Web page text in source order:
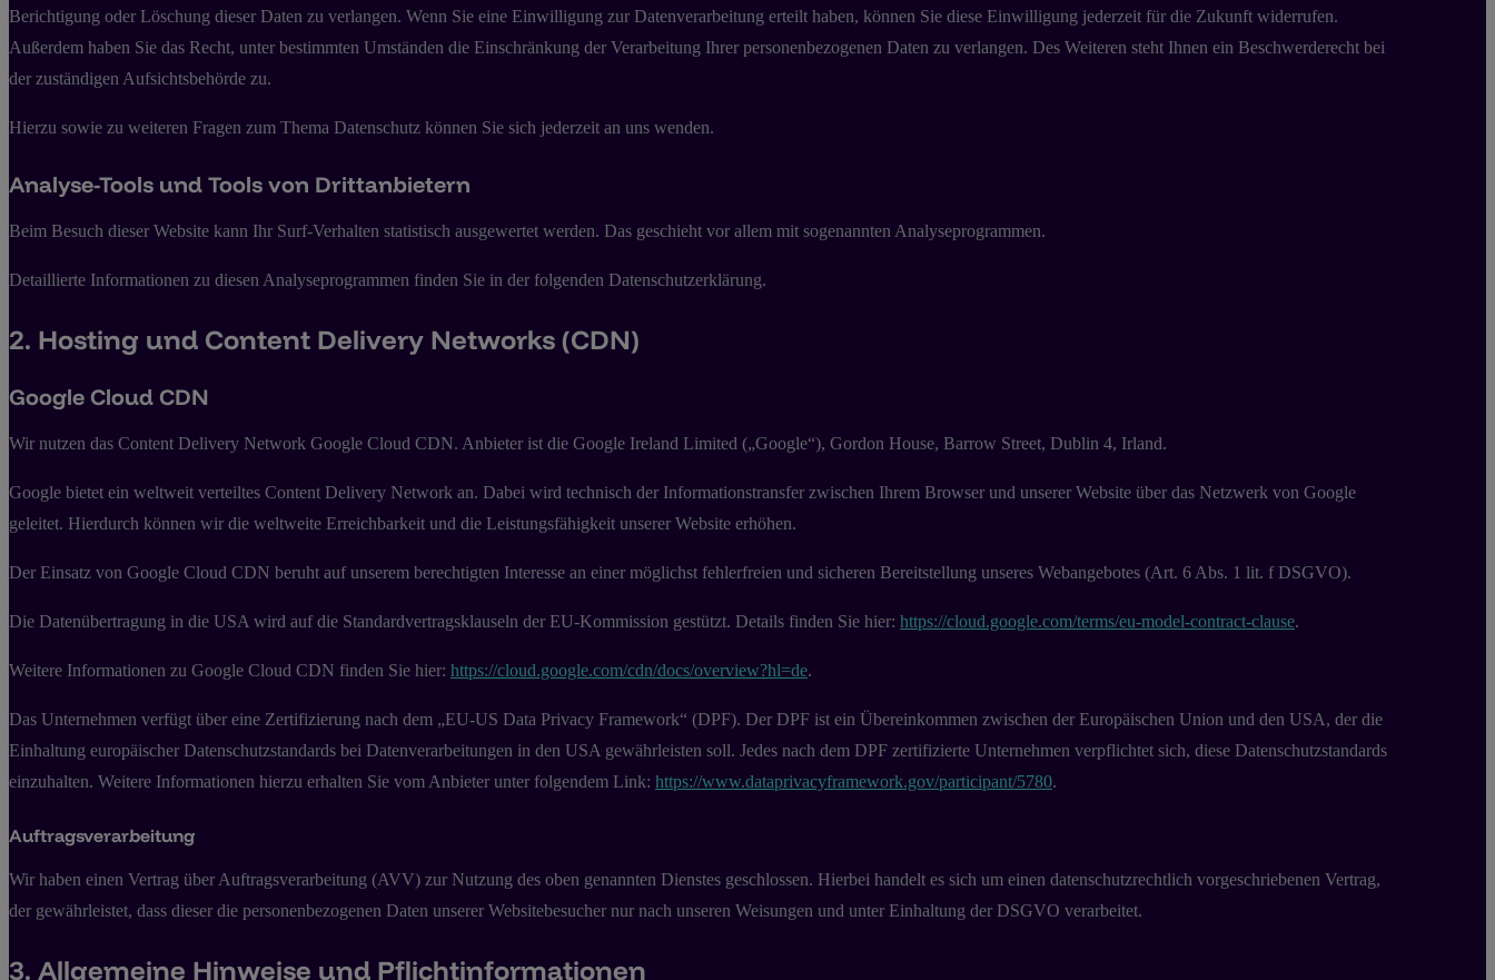
Berichtigung oder Löschung dieser Daten zu verlangen. Wenn Sie eine Einwilligung zur Datenverarbeitung erteilt haben, können Sie diese Einwilligung jederzeit für die Zukunft widerrufen.
Außerdem haben Sie das Recht, unter bestimmten Umständen die Einschränkung der Verarbeitung Ihrer personenbezogenen Daten zu verlangen. Des Weiteren steht Ihnen ein Beschwerderecht bei
der zuständigen Aufsichtsbehörde zu.
Hierzu sowie zu weiteren Fragen zum Thema Datenschutz können Sie sich jederzeit an uns wenden.
Analyse-Tools und Tools von Dritt­anbietern
Beim Besuch dieser Website kann Ihr Surf-Verhalten statistisch ausgewertet werden. Das geschieht vor allem mit sogenannten Analyseprogrammen.
Detaillierte Informationen zu diesen Analyseprogrammen finden Sie in der folgenden Datenschutzerklärung.
2. Hosting und Content Delivery Networks (CDN)
Google Cloud CDN
Wir nutzen das Content Delivery Network Google Cloud CDN. Anbieter ist die Google Ireland Limited („Google“), Gordon House, Barrow Street, Dublin 4, Irland.
Google bietet ein weltweit verteiltes Content Delivery Network an. Dabei wird technisch der Informationstransfer zwischen Ihrem Browser und unserer Website über das Netzwerk von Google
geleitet. Hierdurch können wir die weltweite Erreichbarkeit und die Leistungsfähigkeit unserer Website erhöhen.
Der Einsatz von Google Cloud CDN beruht auf unserem berechtigten Interesse an einer möglichst fehlerfreien und sicheren Bereitstellung unseres Webangebotes (Art. 6 Abs. 1 lit. f DSGVO).
Die Datenübertragung in die USA wird auf die Standardvertragsklauseln der EU-Kommission gestützt. Details finden Sie hier: https://cloud.google.com/terms/eu-model-contract-clause.
Weitere Informationen zu Google Cloud CDN finden Sie hier: https://cloud.google.com/cdn/docs/overview?hl=de.
Das Unternehmen verfügt über eine Zertifizierung nach dem „EU-US Data Privacy Framework“ (DPF). Der DPF ist ein Übereinkommen zwischen der Europäischen Union und den USA, der die
Einhaltung europäischer Datenschutzstandards bei Datenverarbeitungen in den USA gewährleisten soll. Jedes nach dem DPF zertifizierte Unternehmen verpflichtet sich, diese Datenschutzstandards
einzuhalten. Weitere Informationen hierzu erhalten Sie vom Anbieter unter folgendem Link: https://www.dataprivacyframework.gov/participant/5780.
Auftragsverarbeitung
Wir haben einen Vertrag über Auftragsverarbeitung (AVV) zur Nutzung des oben genannten Dienstes geschlossen. Hierbei handelt es sich um einen datenschutzrechtlich vorgeschriebenen Vertrag,
der gewährleistet, dass dieser die personenbezogenen Daten unserer Websitebesucher nur nach unseren Weisungen und unter Einhaltung der DSGVO verarbeitet.
3. Allgemeine Hinweise und Pflicht­informationen